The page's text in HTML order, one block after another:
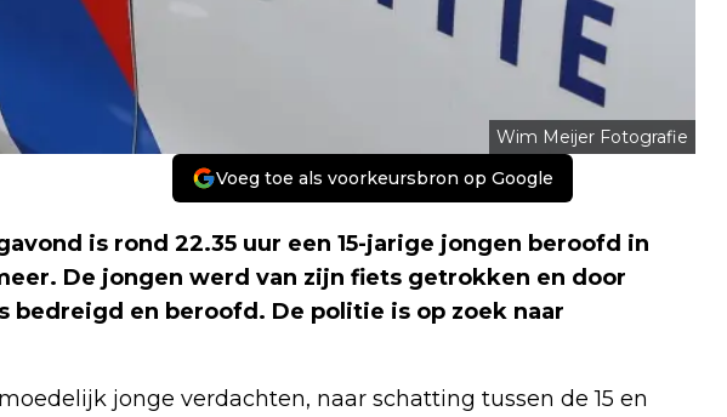
Wim Meijer Fotografie
Voeg toe als voorkeursbron op Google
is rond 22.35 uur een 15-jarige jongen beroofd in
De jongen werd van zijn fiets getrokken en door
bedreigd en beroofd. De politie is op zoek naar
jonge verdachten, naar schatting tussen de 15 en